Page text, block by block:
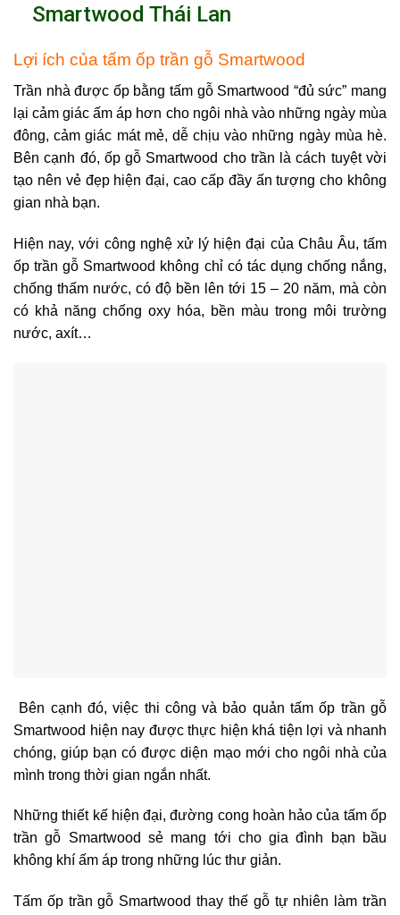
Smartwood Thái Lan
Lợi ích của tấm ốp trần gỗ Smartwood
Trần nhà được ốp bằng tấm gỗ Smartwood “đủ sức” mang
lại cảm giác ấm áp hơn cho ngôi nhà vào những ngày mùa
đông, cảm giác mát mẻ, dễ chịu vào những ngày mùa hè.
Bên cạnh đó, ốp gỗ Smartwood cho trần là cách tuyệt vời
tạo nên vẻ đẹp hiện đại, cao cấp đầy ấn tượng cho không
gian nhà bạn.
Hiện nay, với công nghệ xử lý hiện đại của Châu Âu, tấm
ốp trần gỗ Smartwood không chỉ có tác dụng chống nắng,
chống thấm nước, có độ bền lên tới 15 – 20 năm, mà còn
có khả năng chống oxy hóa, bền màu trong môi trường
nước, axít…
Bên cạnh đó, việc thi công và bảo quảntấm ốp trần gỗ
Smartwood hiện nay được thực hiện khá tiện lợi và nhanh
chóng, giúp bạn có được diện mạo mới cho ngôi nhà của
mình trong thời gian ngắn nhất.
Những thiết kế hiện đại, đường cong hoàn hảo của tấm ốp
trần gỗ Smartwood sẻ mang tới cho gia đình bạn bầu
không khí ấm áp trong những lúc thư giản.
Tấm ốp trần gỗ Smartwood thay thế gỗ tự nhiên làm trần